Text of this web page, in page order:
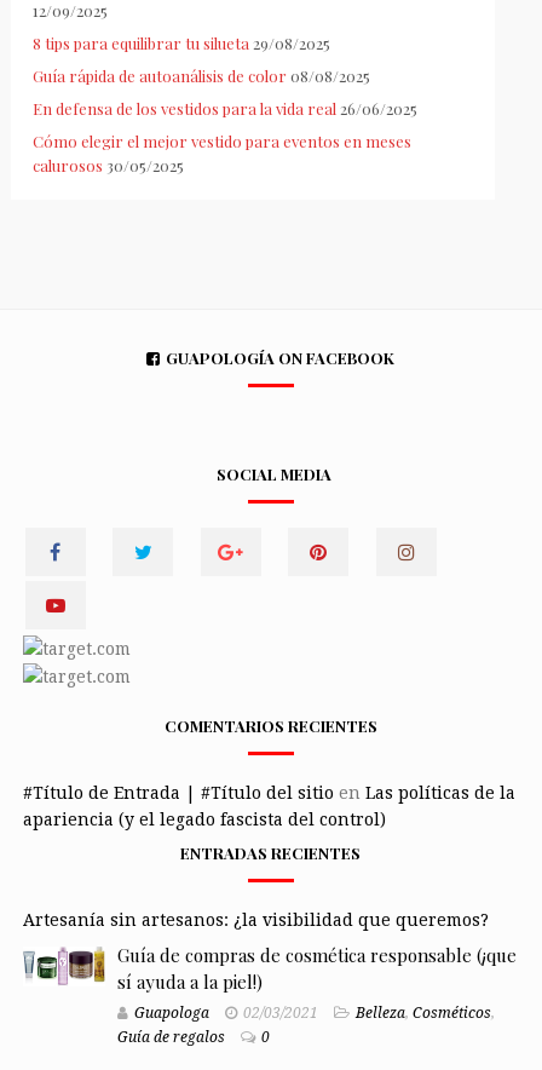
12/09/2025
8 tips para equilibrar tu silueta 29/08/2025
Guía rápida de autoanálisis de color 08/08/2025
En defensa de los vestidos para la vida real 26/06/2025
Cómo elegir el mejor vestido para eventos en meses
calurosos 30/05/2025
GUAPOLOGÍA ON FACEBOOK
SOCIAL MEDIA
COMENTARIOS RECIENTES
#Título de Entrada | #Título del sitio en Las políticas de la
apariencia (y el legado fascista del control)
ENTRADAS RECIENTES
Artesanía sin artesanos: ¿la visibilidad que queremos?
Guía de compras de cosmética responsable (¡que
sí ayuda a la piel!)
Guapologa 02/03/2021 Belleza, Cosméticos,
Guía de regalos
0